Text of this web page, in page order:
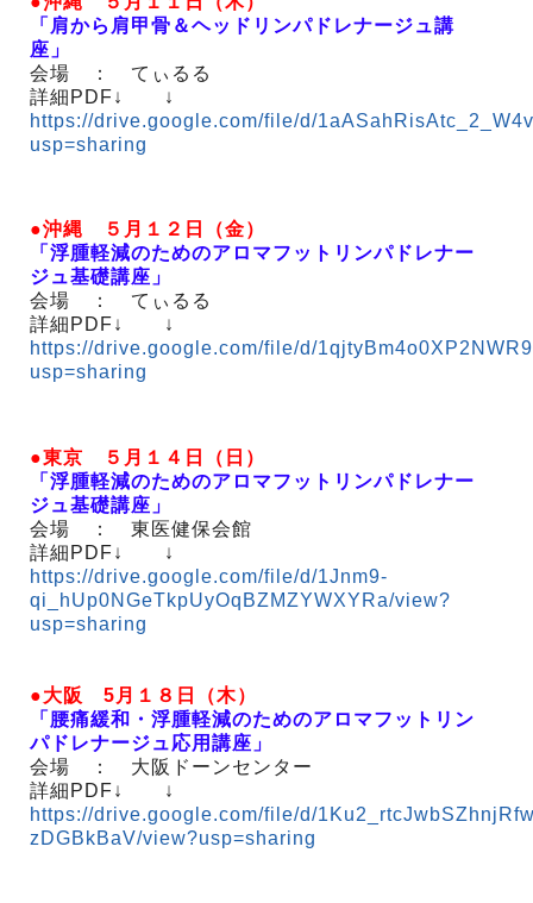
「肩から肩甲骨＆ヘッドリンパドレナージュ講
座」
会場 ： てぃるる
詳細PDF↓ ↓
https://drive.google.com/file/d/
usp=sharing
●沖縄 ５月１２日（金）
「浮腫軽減のためのアロマフットリンパドレナー
ジュ基礎講座」
会場 ： てぃるる
詳細PDF↓ ↓
https://drive.google.com/file/d/
usp=sharing
●東京 ５月１４日（日）
「浮腫軽減のためのアロマフットリンパドレナー
ジュ基礎講座」
会場 ： 東医健保会館
詳細PDF↓ ↓
https://drive.google.com/file/d/1Jnm9-
qi_hUp0NGeTkpUyOqBZMZYWXYRa/view?
usp=sharing
●大阪 5月１８日（木）
「腰痛緩和・浮腫軽減のためのアロマフットリン
パドレナージュ応用講座」
会場 ： 大阪ドーンセンター
詳細PDF↓ ↓
https://drive.google.com/file/d/
zDGBkBaV/view?usp=sharing